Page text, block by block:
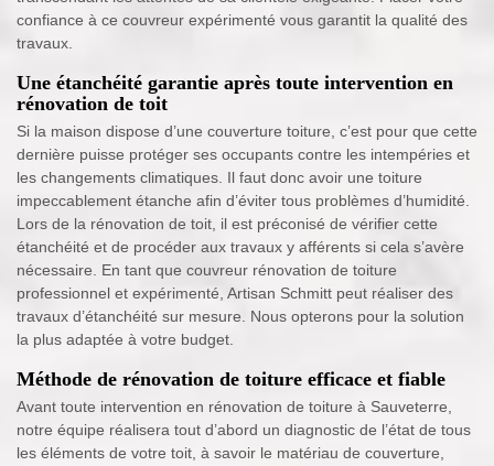
confiance à ce couvreur expérimenté vous garantit la qualité des
travaux.
Une étanchéité garantie après toute intervention en
rénovation de toit
Si la maison dispose d’une couverture toiture, c’est pour que cette
dernière puisse protéger ses occupants contre les intempéries et
les changements climatiques. Il faut donc avoir une toiture
impeccablement étanche afin d’éviter tous problèmes d’humidité.
Lors de la rénovation de toit, il est préconisé de vérifier cette
étanchéité et de procéder aux travaux y afférents si cela s’avère
nécessaire. En tant que couvreur rénovation de toiture
professionnel et expérimenté, Artisan Schmitt peut réaliser des
travaux d’étanchéité sur mesure. Nous opterons pour la solution
la plus adaptée à votre budget.
Méthode de rénovation de toiture efficace et fiable
Avant toute intervention en rénovation de toiture à Sauveterre,
notre équipe réalisera tout d’abord un diagnostic de l’état de tous
les éléments de votre toit, à savoir le matériau de couverture,